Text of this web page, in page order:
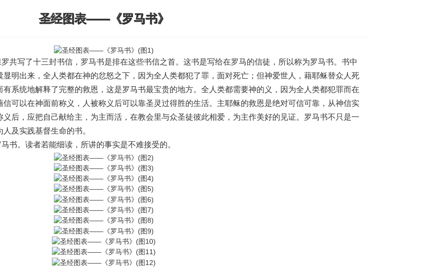
圣经图表——《罗马书》
共写了十三封书信，罗马书是排在这些书信之首。这书是写给在罗马的信徒，所以称为罗马书。书中
明出来，全人类都在神的忿怒之下，因为全人类都犯了罪，面对死亡；但神爱世人，藉耶稣替众人死
系统地解释了完整的救恩，这是罗马书最宝贵的地方。全人类都需要神的义，因为全人类都犯罪而在
可以在神面前称义，人被称义后可以靠圣灵过得胜的生活。主耶稣的救恩是绝对可信可靠，从神信实
后，应把自己献给主，为主而活，在教会里与众圣徒彼此相爱，为主作美好的见证。罗马书不只是一
及实践基督生命的书。
书。读者若能细读，所讲的事实是不难接受的。